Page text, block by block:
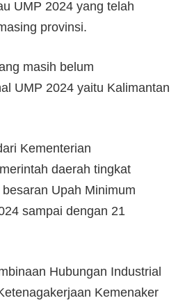
UMP 2024 yang telah
provinsi.
masih belum
UMP 2024 yaitu Kalimantan
Kementerian
daerah tingkat
Upah Minimum
sampai dengan 21
Hubungan Industrial
Kemenaker